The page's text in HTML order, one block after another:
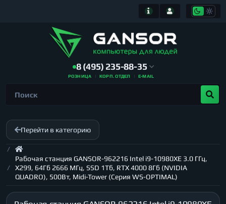
8 (495) 235-88-35
РОЗНИЦА КОРП. ОТДЕЛ E-MAIL
Перейти в категорию
Рабочая станция GANSOR-962216 Intel i9-10980XE 3.0 ГГц,
X299, 64Гб 2666 МГц, SSD 1Тб, RTX 4000 8Гб (NVIDIA
QUADRO), 500Вт, Midi-Tower (Серия WS-OPTIMAL)